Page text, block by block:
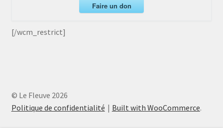
Faire un don
[/wcm_restrict]
© Le Fleuve 2026
Politique de confidentialité
Built with WooCommerce.